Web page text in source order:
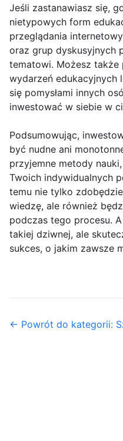
Jeśli zastanawiasz się,
nietypowych form
przeglądania
oraz grup dyskusyjnych
tematowi. Możesz także
wydarzeń edukacyjnych
się pomysłami innych
inwestować w siebie w
Podsumowując,
być nudne ani
przyjemne metody
Twoich indywidualnych
temu nie tylko
wiedzę, ale również
podczas tego procesu.
takiej dziwnej, ale
sukces, o jakim zawsze
← Powrót do kategorii: